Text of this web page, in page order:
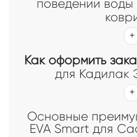
поведении
Как оформить
для Кадилак
Основные
EVA Smart для